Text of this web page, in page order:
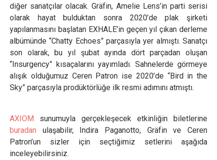
diğer sanatçılar olacak. Gräfin, Amelie Lens’in parti serisi
olarak hayat bulduktan sonra 2020’de plak şirketi
yapılanmasını başlatan EXHALE’in geçen yıl çıkan derleme
albümünde “Chatty Echoes” parçasıyla yer almıştı. Sanatçı
son olarak, bu yıl şubat ayında dört parçadan oluşan
“Insurgency” kısaçalarını yayımladı. Sahnelerde görmeye
alışık olduğumuz Ceren Patron ise 2020’de “Bird in the
Sky” parçasıyla prodüktörlüğe ilk resmi adımını atmıştı.
AXIOM
sunumuyla gerçekleşecek etkinliğin biletlerine
buradan ulaşabilir, Indira Paganotto, Gräfin ve Ceren
Patron’un sizler için seçtiğimiz setlerini aşağıda
inceleyebilirsiniz.